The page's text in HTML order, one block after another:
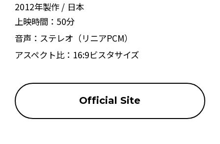
2012年製作
日本
上映時間： 50分
音声： ステレオ（リニアPCM）
アスペクト比： 16:9ビスタサイズ
Official Site